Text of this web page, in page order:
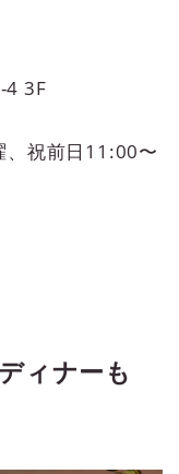
4 3F
祝前日11:00〜
ィナーも